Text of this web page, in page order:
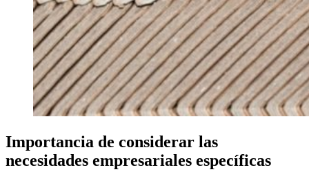
Importancia de considerar las
necesidades empresariales específicas